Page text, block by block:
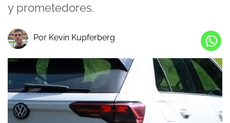
y prometedores.
Por Kevin Kupferberg